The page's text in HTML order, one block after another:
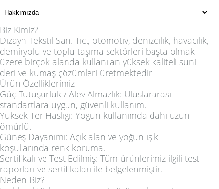
Biz Kimiz?
Dizayn Tekstil San. Tic., otomotiv, denizcilik, havacılık,
demiryolu ve toplu taşıma sektörleri başta olmak
üzere birçok alanda kullanılan yüksek kaliteli suni
deri ve kumaş çözümleri üretmektedir.
Ürün Özelliklerimiz
Güç Tutuşurluk / Alev Almazlık: Uluslararası
standartlara uygun, güvenli kullanım.
Yüksek Ter Haslığı: Yoğun kullanımda dahi uzun
ömürlü.
Güneş Dayanımı: Açık alan ve yoğun ışık
koşullarında renk koruma.
Sertifikalı ve Test Edilmiş: Tüm ürünlerimiz ilgili test
raporları ve sertifikaları ile belgelenmiştir.
Neden Biz?